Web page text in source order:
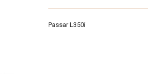
Passar L350i